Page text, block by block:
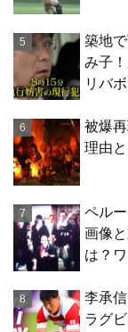
築地
み子
リバ
被爆
理由
ペル
画像
は？
李承
ラグ